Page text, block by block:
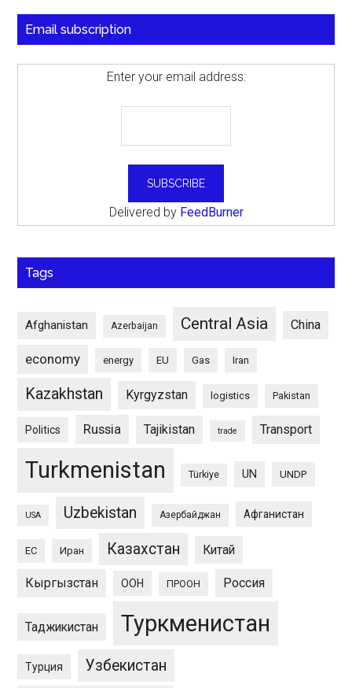
Email subscription
Enter your email address:
Delivered by FeedBurner
Tags
Afghanistan Azerbaijan Central Asia China
economy energy EU Gas Iran
Kazakhstan Kyrgyzstan logistics Pakistan
Politics Russia Tajikistan trade Transport
Turkmenistan Türkiye UN UNDP
USA Uzbekistan Азербайджан Афганистан
ЕС Иран Казахстан Китай
Кыргызстан ООН ПРООН Россия
Таджикистан Туркменистан
Турция Узбекистан